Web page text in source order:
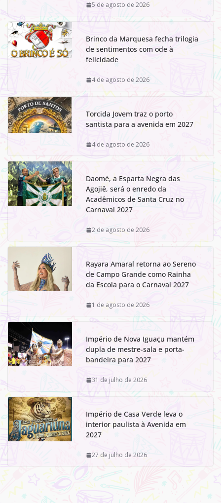
5 de agosto de 2026
Brinco da Marquesa fecha trilogia
de sentimentos com ode à
felicidade
4 de agosto de 2026
Torcida Jovem traz o porto
santista para a avenida em 2027
4 de agosto de 2026
Daomé, a Esparta Negra das
Agojiê, será o enredo da
Acadêmicos de Santa Cruz no
Carnaval 2027
2 de agosto de 2026
Rayara Amaral retorna ao Sereno
de Campo Grande como Rainha
da Escola para o Carnaval 2027
1 de agosto de 2026
Império de Nova Iguaçu mantém
dupla de mestre-sala e porta-
bandeira para 2027
31 de julho de 2026
Império de Casa Verde leva o
interior paulista à Avenida em
2027
27 de julho de 2026